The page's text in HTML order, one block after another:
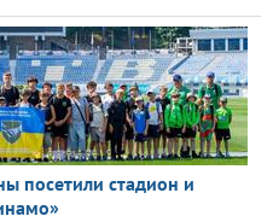
посетили стадион и